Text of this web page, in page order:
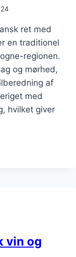
ret med
en traditionel
regionen.
og mørhed,
af
med
hvilket giver
vin og